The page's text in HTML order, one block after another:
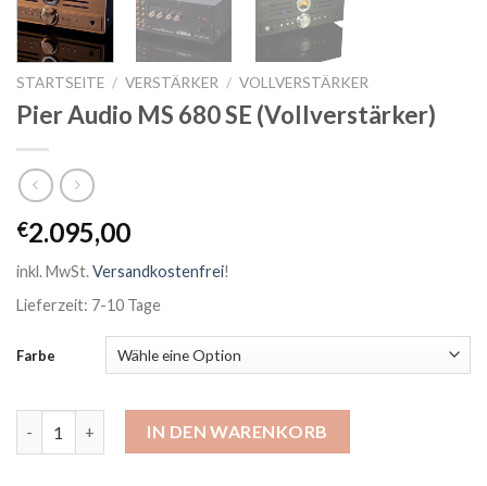
STARTSEITE / VERSTÄRKER / VOLLVERSTÄRKER
Pier Audio MS 680 SE (Vollverstärker)
€2.095,00
inkl. MwSt.Versandkostenfrei!
Lieferzeit: 7-10 Tage
Farbe
Pier Audio MS 680 SE (Vollverstärker) Menge
IN DEN WARENKORB